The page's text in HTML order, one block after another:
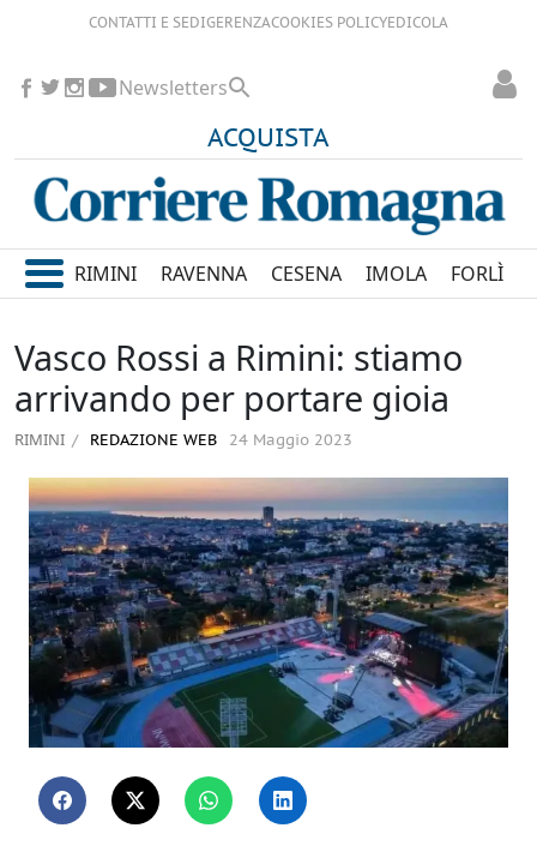
CONTATTI E SEDIGERENZACOOKIES POLICYEDICOLA
ACQUISTA
Newsletters
RIMINI RAVENNA CESENA IMOLA FORLÌ
Vasco Rossi a Rimini: stiamo
arrivando per portare gioia
RIMINI REDAZIONE WEB 24 Maggio 2023